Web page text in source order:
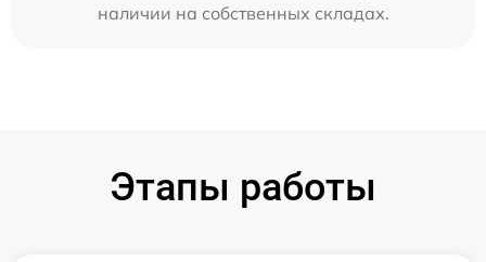
наличии на собственных складах.
Этапы работы